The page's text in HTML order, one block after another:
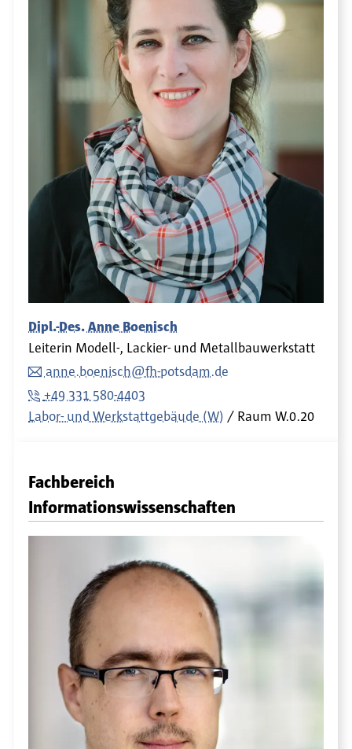
Dipl.-Des. Anne Boenisch
Leiterin Modell-, Lackier- und Metallbauwerkstatt
anne.boenisch@fh-potsdam.de
+49 331 580-4403
Labor- und Werkstattgebäude (W)
Raum W.0.20
Fachbereich
Informationswissenschaften